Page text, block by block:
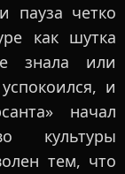
пауза четко
как шутка
знала или
и
начал
культуры
тем, что